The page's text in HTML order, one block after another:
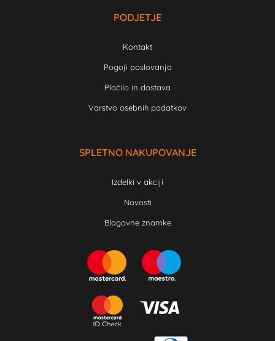
PODJETJE
Kontakt
Pogoji poslovanja
Plačilo in dostava
Varstvo osebnih podatkov
SPLETNO NAKUPOVANJE
Izdelki v akciji
Novosti
Blagovne znamke